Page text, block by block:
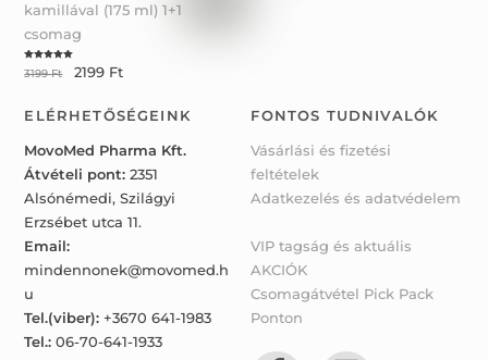
kamillával (175 ml) 1+1
csomag
Rated 5.00
out of 5
3199Ft 2199 Ft
ELÉRHETŐSÉGEINK
MovoMed Pharma Kft.
Átvételi pont: 2351
Alsónémedi, Szilágyi
Erzsébet utca 11.
Email:
mindennonek@movomed.h
u
Tel.(viber): +3670 641-1983
Tel.: 06-70-641-1933
FONTOS TUDNIVALÓK
Vásárlási és fizetési
feltételek
Adatkezelés és adatvédelem
VIP tagság és aktuális
AKCIÓK
Csomagátvétel Pick Pack
Ponton